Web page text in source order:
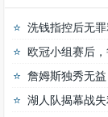
洗钱指控后无罪
欧冠小组赛后，鲁
詹姆斯独秀无
湖人队揭幕战失